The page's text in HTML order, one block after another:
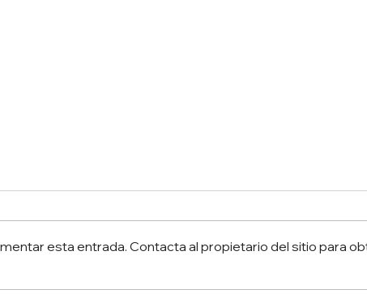
esta entrada. Contacta al propietario del sitio para